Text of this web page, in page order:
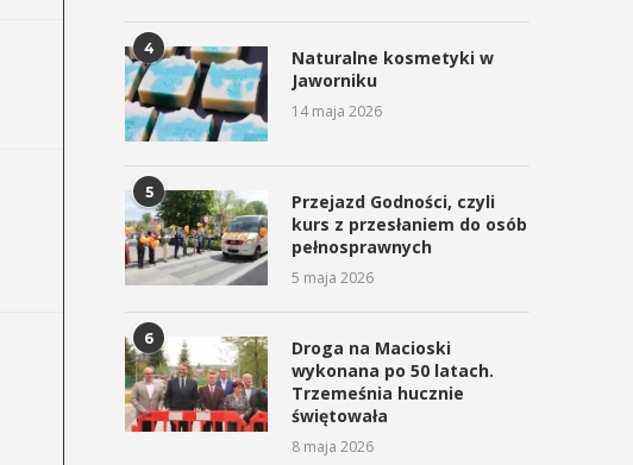
4
Naturalne kosmetyki w
Jaworniku
14 maja 2026
5
Przejazd Godności, czyli
kurs z przesłaniem do osób
pełnosprawnych
5 maja 2026
6
Droga na Macioski
wykonana po 50 latach.
Trzemeśnia hucznie
świętowała
8 maja 2026